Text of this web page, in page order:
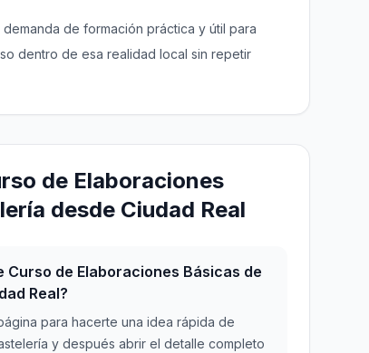
de formación práctica y útil para
dentro de esa realidad local sin repetir
de Elaboraciones
desde Ciudad Real
de Elaboraciones Básicas de
Real?
para hacerte una idea rápida de
y después abrir el detalle completo